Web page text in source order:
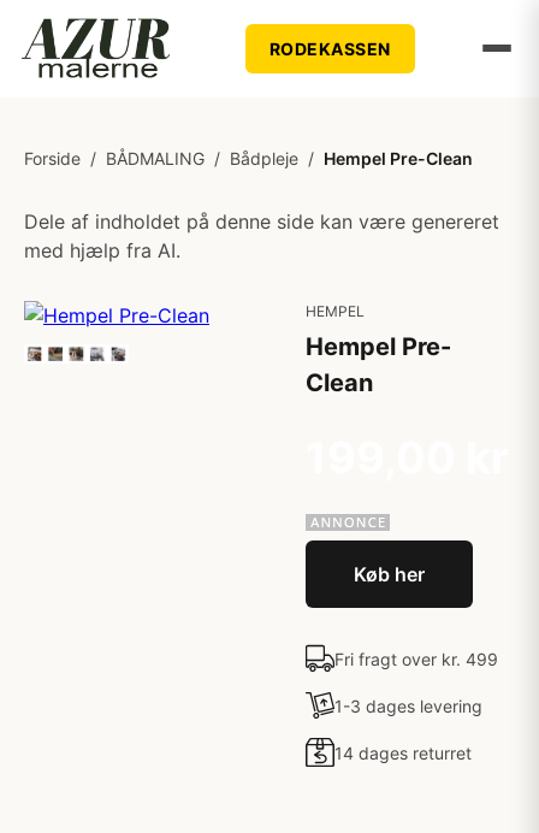
RODEKASSEN
Forside / BÅDMALING / Bådpleje / Hempel Pre-Clean
Dele af indholdet på denne side kan være genereret
med hjælp fra AI.
HEMPEL
Hempel Pre-
Clean
Køb her
Fri fragt over kr. 499
1-3 dages levering
14 dages returret